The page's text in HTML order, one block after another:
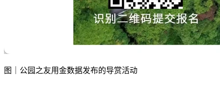
图｜公园之友用金数据发布的导赏活动